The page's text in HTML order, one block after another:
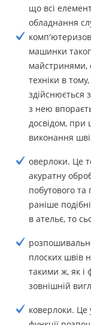
що всі
обладнання
машинки
майстринями,
техніки в
здійснюється
з нею
досвідом, при
виконання
оверлоки. Це
акуратну
побутового
раніше
в ательє, то
плоских швів
такими ж, як і
зовнішній
коверлоки. Це